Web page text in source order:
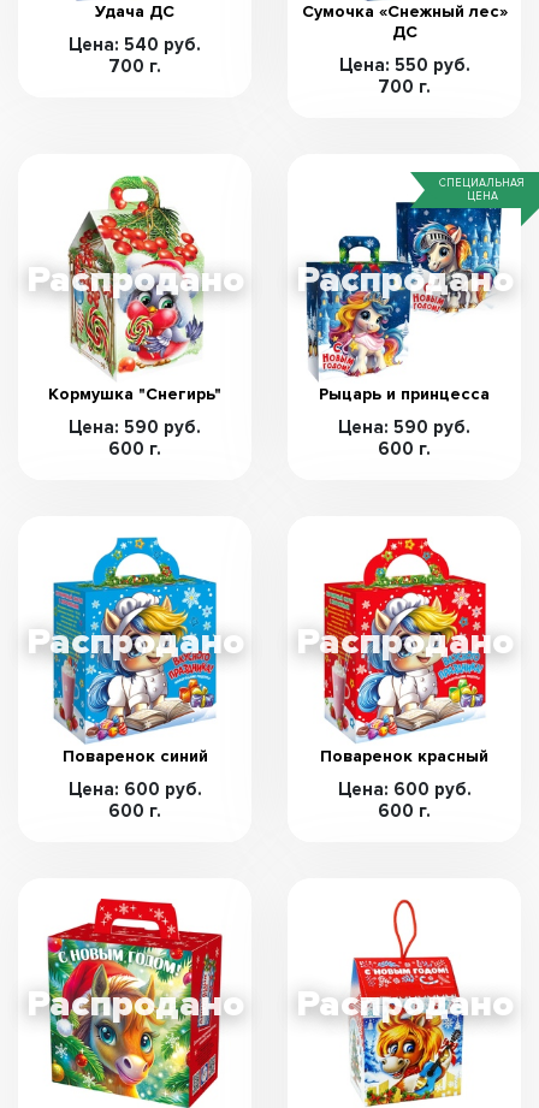
Удача ДС
Цена: 540 руб.
700 г.
Сумочка «Снежный лес»
ДС
Цена: 550 руб.
700 г.
Кормушка "Снегирь"
Цена: 590 руб.
600 г.
СПЕЦИАЛЬНАЯ
ЦЕНА
Рыцарь и принцесса
Цена: 590 руб.
600 г.
Поваренок синий
Цена: 600 руб.
600 г.
Поваренок красный
Цена: 600 руб.
600 г.